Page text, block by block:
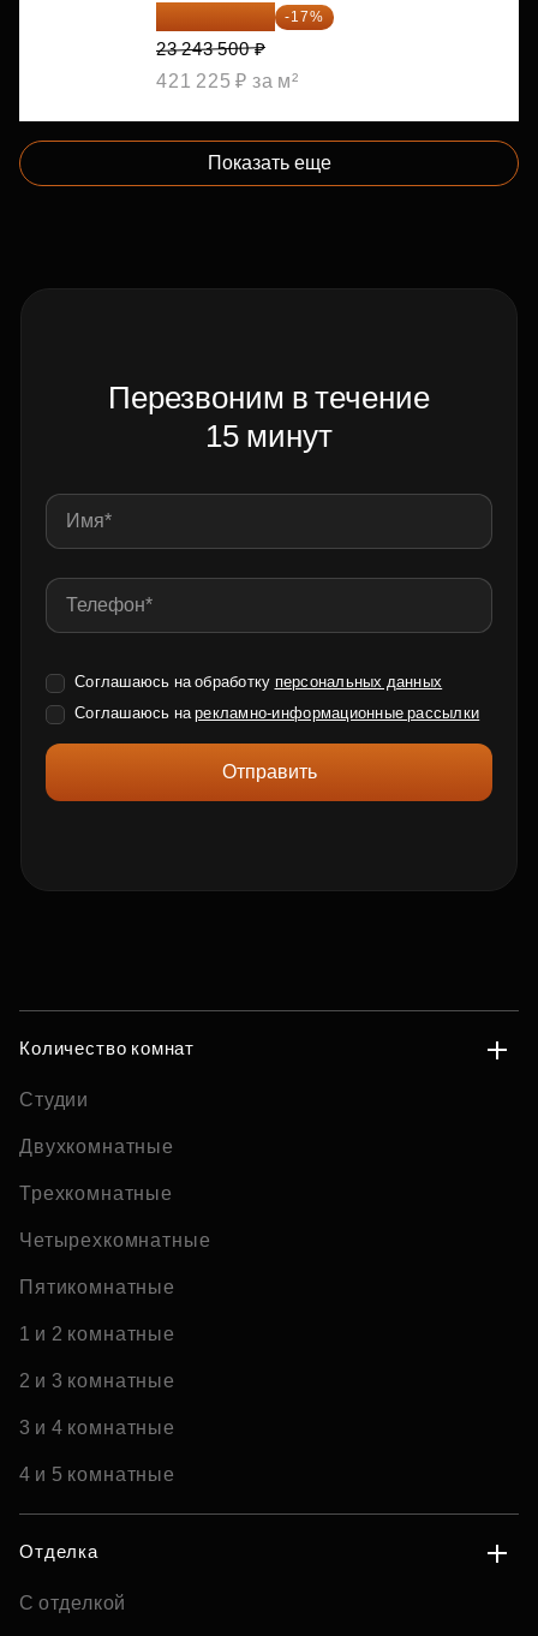
19 292 105 ₽ -17%
23 243 500 ₽
421 225 ₽ за м²
Показать еще
Перезвоним в течение
15 минут
Соглашаюсь на обработку персональных данных
Соглашаюсь нарекламно-информационные рассылки
Отправить
Количество комнат
Студии
Двухкомнатные
Трехкомнатные
Четырехкомнатные
Пятикомнатные
1 и 2 комнатные
2 и 3 комнатные
3 и 4 комнатные
4 и 5 комнатные
Отделка
С отделкой